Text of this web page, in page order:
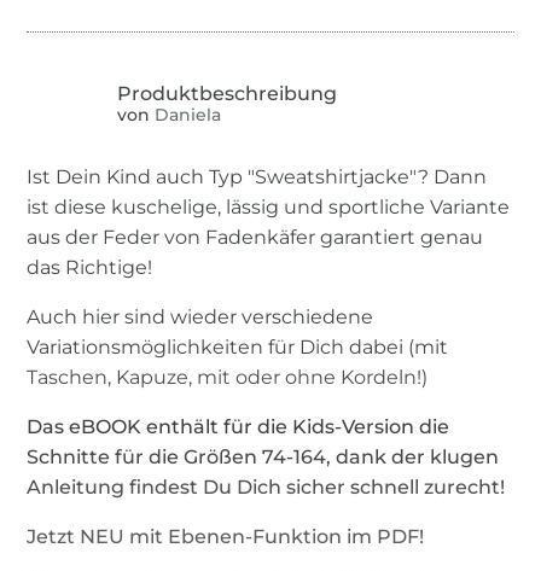
von Daniela
Ist Dein Kind auch Typ "Sweatshirtjacke"? Dann
ist diese kuschelige, lässig und sportliche Variante
aus der Feder von Fadenkäfer garantiert genau
das Richtige!
Auch hier sind wieder verschiedene
Variationsmöglichkeiten für Dich dabei (mit
Taschen, Kapuze, mit oder ohne Kordeln!)
Das eBOOK enthält für die Kids-Version die
Schnitte für die Größen 74-164, dank der klugen
Anleitung findest Du Dich sicher schnell zurecht!
Jetzt NEU mit Ebenen-Funktion im PDF!